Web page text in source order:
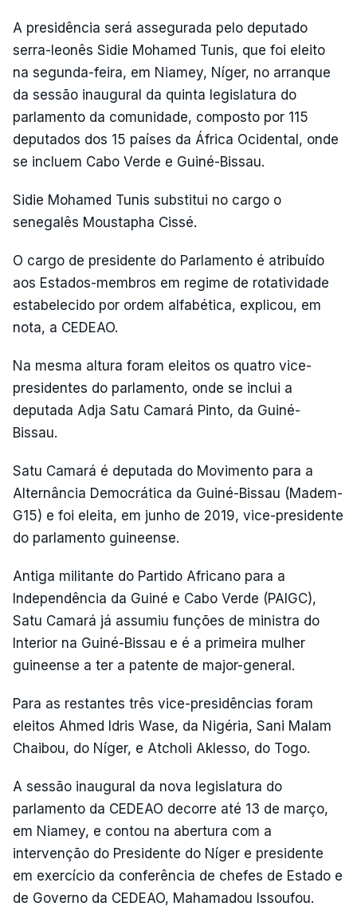
A presidência será assegurada pelo deputado
serra-leonês Sidie Mohamed Tunis, que foi eleito
na segunda-feira, em Niamey, Níger, no arranque
da sessão inaugural da quinta legislatura do
parlamento da comunidade, composto por 115
deputados dos 15 países da África Ocidental, onde
se incluem Cabo Verde e Guiné-Bissau.
Sidie Mohamed Tunis substitui no cargo o
senegalês Moustapha Cissé.
O cargo de presidente do Parlamento é atribuído
aos Estados-membros em regime de rotatividade
estabelecido por ordem alfabética, explicou, em
nota, a CEDEAO.
Na mesma altura foram eleitos os quatro vice-
presidentes do parlamento, onde se inclui a
deputada Adja Satu Camará Pinto, da Guiné-
Bissau.
Satu Camará é deputada do Movimento para a
Alternância Democrática da Guiné-Bissau (Madem-
G15) e foi eleita, em junho de 2019, vice-presidente
do parlamento guineense.
Antiga militante do Partido Africano para a
Independência da Guiné e Cabo Verde (PAIGC),
Satu Camará já assumiu funções de ministra do
Interior na Guiné-Bissau e é a primeira mulher
guineense a ter a patente de major-general.
Para as restantes três vice-presidências foram
eleitos Ahmed Idris Wase, da Nigéria, Sani Malam
Chaibou, do Níger, e Atcholi Aklesso, do Togo.
A sessão inaugural da nova legislatura do
parlamento da CEDEAO decorre até 13 de março,
em Niamey, e contou na abertura com a
intervenção do Presidente do Níger e presidente
em exercício da conferência de chefes de Estado e
de Governo da CEDEAO, Mahamadou Issoufou.